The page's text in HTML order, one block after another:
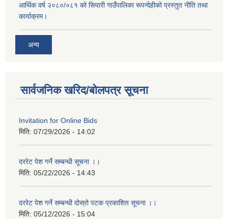
आर्थिक वर्ष २०८०/०८१ को सियारी गाउँपालिका रूपन्देहीको प्रस्तुत नीति तथा
कार्याक्रम।
अन्य
सार्वजनिक खरिद/बोलपत्र सूचना
Invitation for Online Bids
मिति: 07/29/2026 - 14:02
दररेट पेश गर्ने सम्बन्धी सूचना ।।
मिति: 05/22/2026 - 14:43
दररेट पेश गर्ने सम्बन्धी दोस्रो पटक प्रकाशित सूचना ।।
मिति: 05/12/2026 - 15:04